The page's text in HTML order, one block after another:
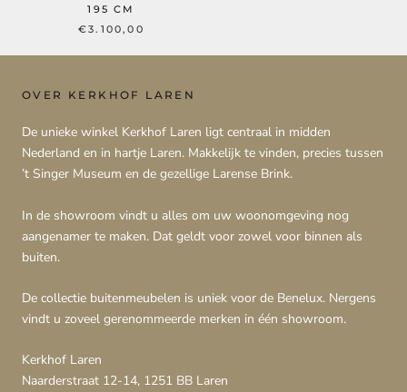
195 CM
€3.100,00
OVER KERKHOF LAREN
De unieke winkel Kerkhof Laren ligt centraal in midden
Nederland en in hartje Laren. Makkelijk te vinden, precies tussen
’t Singer Museum en de gezellige Larense Brink.
In de showroom vindt u alles om uw woonomgeving nog
aangenamer te maken. Dat geldt voor zowel voor binnen als
buiten.
De collectie buitenmeubelen is uniek voor de Benelux. Nergens
vindt u zoveel gerenommeerde merken in één showroom.
Kerkhof Laren
Naarderstraat 12-14, 1251 BB Laren